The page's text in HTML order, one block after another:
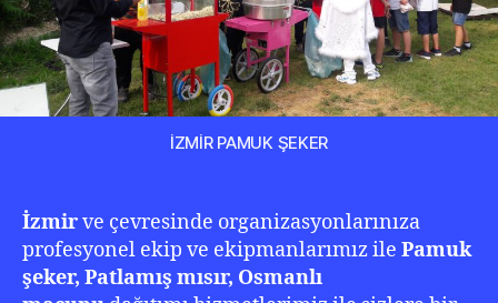
İZMİR PAMUK ŞEKER
İzmirve çevresinde organizasyonlarınıza
profesyonel ekip ve ekipmanlarımız ile Pamuk
şeker, Patlamış mısır, Osmanlı